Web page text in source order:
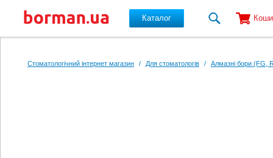
Каталог
Стоматологічний інтернет магазин / Для стоматологів / Алмазні бори (FG,